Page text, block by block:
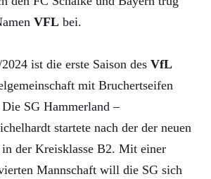
VFL bei.
ist die erste Saison des VfL
mit Bruchertseifen
SG Hammerland –
startete nach der der neuen
der Kreisklasse B2. Mit einer
Mannschaft will die SG sich